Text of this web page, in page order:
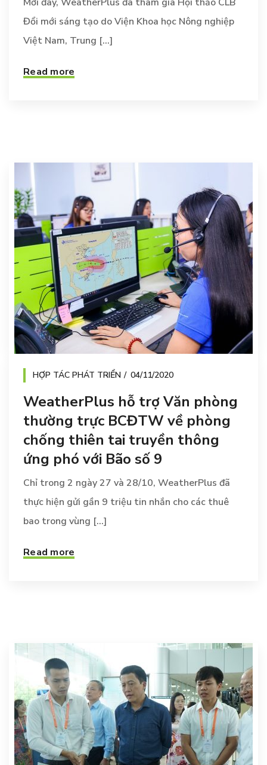
Đổi mới sáng tạo do Viện Khoa học Nông nghiệp
Việt Nam, Trung [...]
Read more
HỢP TÁC PHÁT TRIỂN 04/11/2020
WeatherPlus hỗ trợ Văn phòng
thường trực BCĐTW về phòng
chống thiên tai truyền thông
ứng phó với Bão số 9
Chỉ trong 2 ngày 27 và 28/10, WeatherPlus đã
thực hiện gửi gần 9 triệu tin nhắn cho các thuê
bao trong vùng [...]
Read more